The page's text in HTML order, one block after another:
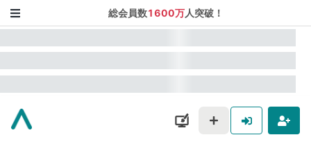
総会員数1600万人突破！